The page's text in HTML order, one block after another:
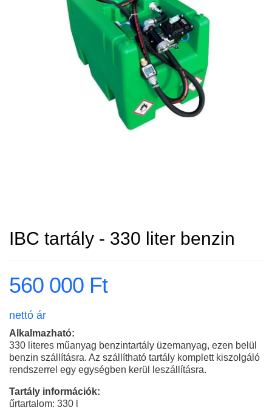
IBC tartály - 330 liter benzin
560 000 Ft
nettó ár
Alkalmazható:
330 literes műanyag benzintartály üzemanyag, ezen belül
benzin szállításra. Az szállítható tartály komplett kiszolgáló
rendszerrel egy egységben kerül leszállításra.
Tartály információk:
űrtartalom: 330 l